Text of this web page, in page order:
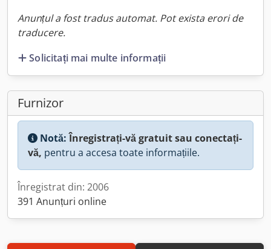
Anunțul a fost tradus automat. Pot exista erori de
traducere.
Solicitați mai multe informații
Furnizor
Notă:Înregistrați-vă gratuit sau conectați-
vă, pentru a accesa toate informațiile.
Înregistrat din: 2006
391 Anunțuri online